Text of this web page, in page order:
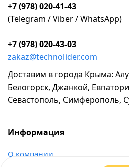
+7 (978) 020-41-43
(Telegram / Viber / WhatsApp)
+7 (978) 020-43-03
zakaz@technolider.com
Доставим в города Крыма:
Белогорск, Джанкой,
Севастополь, Симферополь,
Информация
о компании